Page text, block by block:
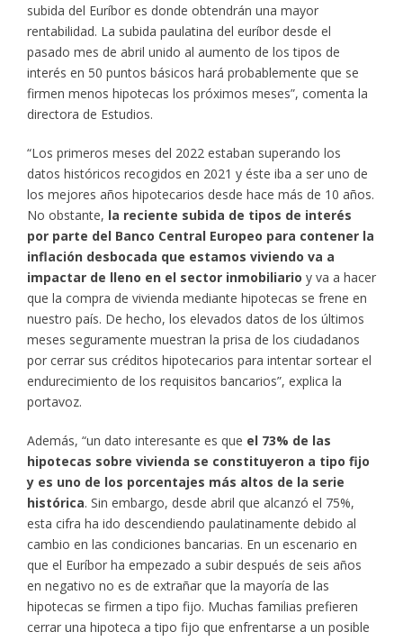
subida del Euríbor es donde obtendrán una mayor
rentabilidad. La subida paulatina del euríbor desde el
pasado mes de abril unido al aumento de los tipos de
interés en 50 puntos básicos hará probablemente que se
firmen menos hipotecas los próximos meses”, comenta la
directora de Estudios.
“Los primeros meses del 2022 estaban superando los
datos históricos recogidos en 2021 y éste iba a ser uno de
los mejores años hipotecarios desde hace más de 10 años.
No obstante, la reciente subida de tipos de interés
por parte del Banco Central Europeo para contener la
inflación desbocada que estamos viviendo va a
impactar de lleno en el sector inmobiliario y va a hacer
que la compra de vivienda mediante hipotecas se frene en
nuestro país. De hecho, los elevados datos de los últimos
meses seguramente muestran la prisa de los ciudadanos
por cerrar sus créditos hipotecarios para intentar sortear el
endurecimiento de los requisitos bancarios”, explica la
portavoz.
Además, “un dato interesante es que el 73% de las
hipotecas sobre vivienda se constituyeron a tipo fijo
y es uno de los porcentajes más altos de la serie
histórica. Sin embargo, desde abril que alcanzó el 75%,
esta cifra ha ido descendiendo paulatinamente debido al
cambio en las condiciones bancarias. En un escenario en
que el Euríbor ha empezado a subir después de seis años
en negativo no es de extrañar que la mayoría de las
hipotecas se firmen a tipo fijo. Muchas familias prefieren
cerrar una hipoteca a tipo fijo que enfrentarse a un posible